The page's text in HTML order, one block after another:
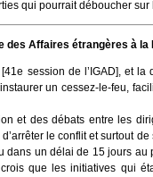
qui pourrait déboucher
des Affaires étrangères à la
session de l’IGAD], et
un cessez-le-feu,
et des débats entre les
le conflit et surtout
dans un délai de 15 jours
que les initiatives qui